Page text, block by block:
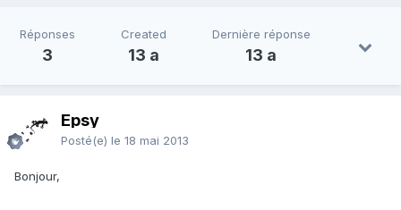
Réponses
3
Created
13 a
Dernière réponse
13 a
Epsy
Posté(e) le 18 mai 2013
Bonjour,